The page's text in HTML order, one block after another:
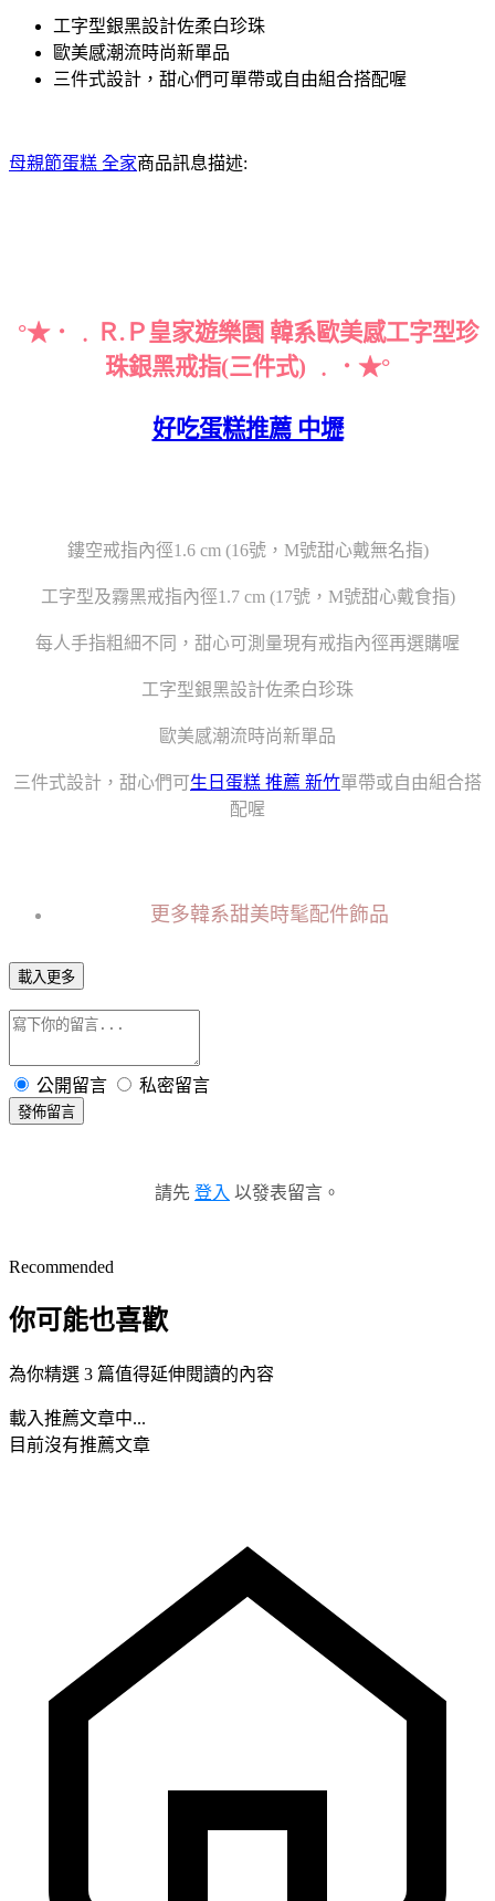
工字型銀黑設計佐柔白珍珠
歐美感潮流時尚新單品
三件式設計，甜心們可單帶或自由組合搭配喔
母親節蛋糕 全家商品訊息描述:
°★．﹒Ｒ.Ｐ皇家遊樂園 韓系歐美感工字型珍
珠銀黑戒指(三件式) ﹒．★°
好吃蛋糕推薦 中壢
鏤空戒指內徑1.6 cm (16號，M號甜心戴無名指)
工字型及霧黑戒指內徑1.7 cm (17號，M號甜心戴食指)
每人手指粗細不同，甜心可測量現有戒指內徑再選購喔
工字型銀黑設計佐柔白珍珠
歐美感潮流時尚新單品
三件式設計，甜心們可生日蛋糕 推薦 新竹單帶或自由組合搭
配喔
更多韓系甜美時髦配件飾品
載入更多
公開留言 私密留言
發佈留言
請先 登入 以發表留言。
Recommended
你可能也喜歡
為你精選 3 篇值得延伸閱讀的內容
載入推薦文章中...
目前沒有推薦文章